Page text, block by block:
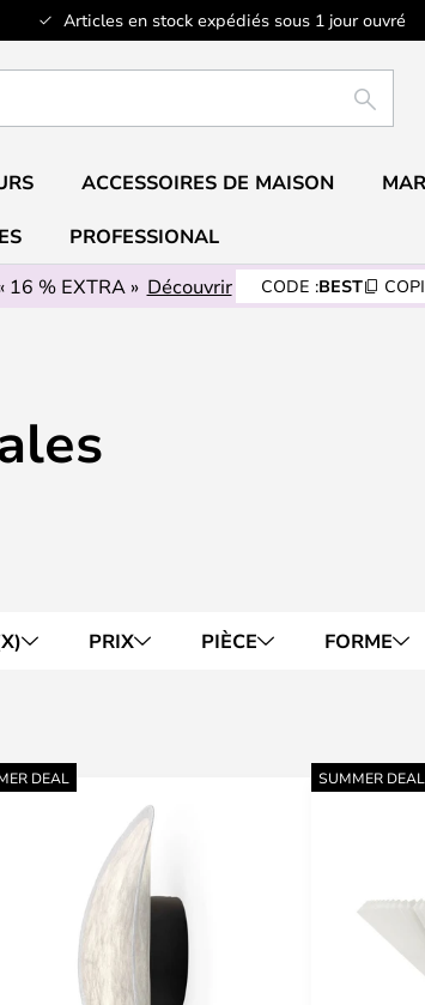
Articles en stock expédiés sous 1 jour ouvré
ACCESSOIRES DE MAISON
PROFESSIONAL
% EXTRA » Découvrir CODE :BEST
PRIX PIÈCE FORME
DEAL SUMMER DEAL